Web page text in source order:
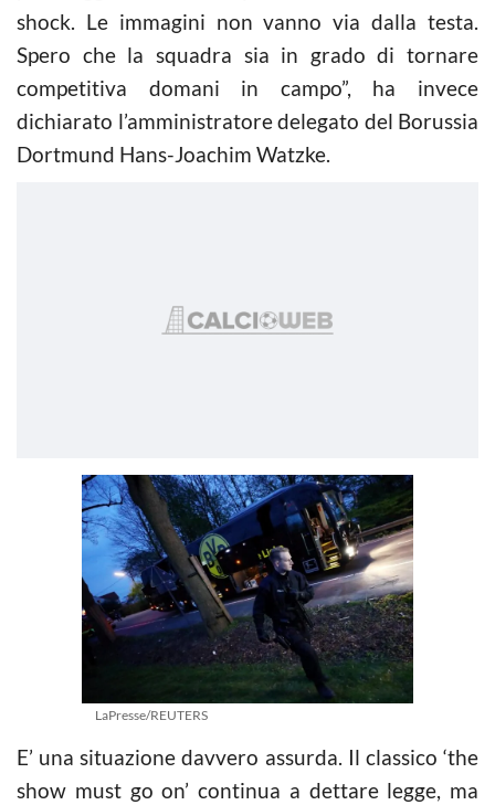
shock. Le immagini non vanno via dalla testa.
Spero che la squadra sia in grado di tornare
competitiva domani in campo”, ha invece
dichiarato l’amministratore delegato del Borussia
Dortmund Hans-Joachim Watzke.
LaPresse/REUTERS
E’ una situazione davvero assurda. Il classico ‘the
show must go on’ continua a dettare legge, ma